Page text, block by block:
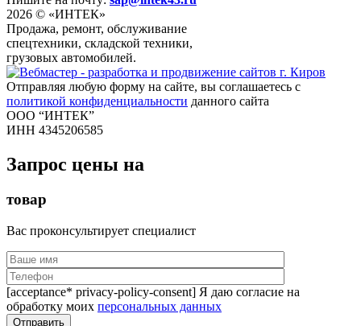
2026 © «ИНТЕК»
Продажа, ремонт, обслуживание
спецтехники, складской техники,
грузовых автомобилей.
Отправляя любую форму на сайте, вы соглашаетесь с
политикой конфиденциальности данного сайта
ООО “ИНТЕК”
ИНН 4345206585
Запрос цены на
товар
Вас проконсультирует специалист
[acceptance* privacy-policy-consent] Я даю согласие на
обработку моих персональных данных